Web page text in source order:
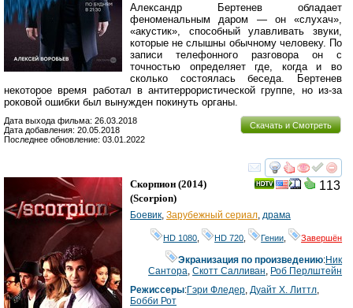
Александр Бертенев обладает
феноменальным даром — он «слухач»,
«акустик», способный улавливать звуки,
которые не слышны обычному человеку. По
записи телефонного разговора он с
точностью определяет где, когда и во
сколько состоялась беседа. Бертенев
некоторое время работал в антитеррористической группе, но из-за
роковой ошибки был вынужден покинуть органы.
Скачать и Смотреть
Дата выхода фильма: 26.03.2018
Дата добавления: 20.05.2018
Последнее обновление: 03.01.2022
смотреть
113
Скорпион (2014)
(Scorpion)
Боевик, Зарубежный сериал, драма
HD 1080 HD 720 Гении Завершён
Экранизация по произведению:Ник
Сантора,Скотт Салливан, Роб Перлштейн
Режиссеры:Гэри Фледер, Дуайт Х. Литтл,
Бобби Рот